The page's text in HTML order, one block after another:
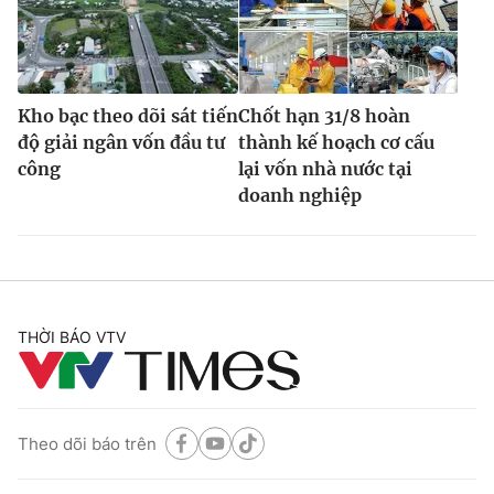
Kho bạc theo dõi sát tiến
độ giải ngân vốn đầu tư
công
Chốt hạn 31/8 hoàn
thành kế hoạch cơ cấu
lại vốn nhà nước tại
doanh nghiệp
THỜI BÁO VTV
Theo dõi báo trên